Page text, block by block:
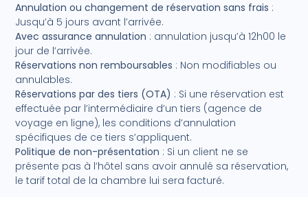
Annulation ou changement de réservation sans frais :
Jusqu’à 5 jours avant l’arrivée.
Avec assurance annulation : annulation jusqu’à 12h00 le
jour de l’arrivée.
Réservations non remboursables : Non modifiables ou
annulables.
Réservations par des tiers (OTA) : Si une réservation est
effectuée par l’intermédiaire d’un tiers (agence de
voyage en ligne), les conditions d’annulation
spécifiques de ce tiers s’appliquent.
Politique de non-présentation : Si un client ne se
présente pas à l’hôtel sans avoir annulé sa réservation,
le tarif total de la chambre lui sera facturé.